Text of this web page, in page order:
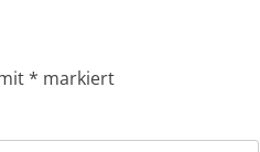
* markiert